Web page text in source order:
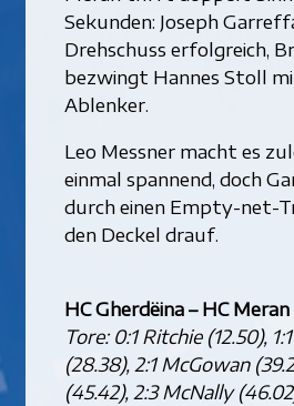
Sekunden: Joseph
Drehschuss erfolgreich,
bezwingt Hannes Stoll
Ablenker.
Leo Messner macht es
einmal spannend, doch
durch einen Empty-net-
den Deckel drauf.
HC Gherdëina – HC Meran
Tore: 0:1 Ritchie (12.50),
(28.38), 2:1 McGowan
(45.42), 2:3 McNally